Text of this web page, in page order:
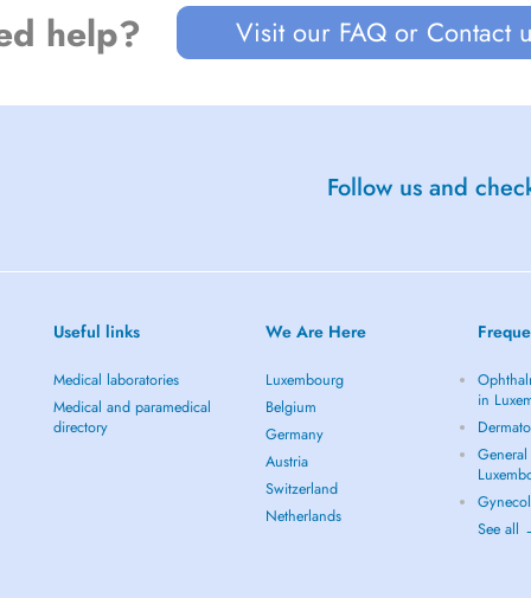
help? Visit our FAQ or Contact
Follow us and
Useful links
Medical laboratories
Medical and paramedical
directory
We Are Here
Luxembourg
Belgium
Germany
Austria
Switzerland
Netherlands
in
See all